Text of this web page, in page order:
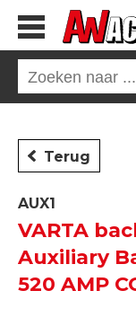
Terug
AUX1
VARTA
Auxiliary
520 AMP